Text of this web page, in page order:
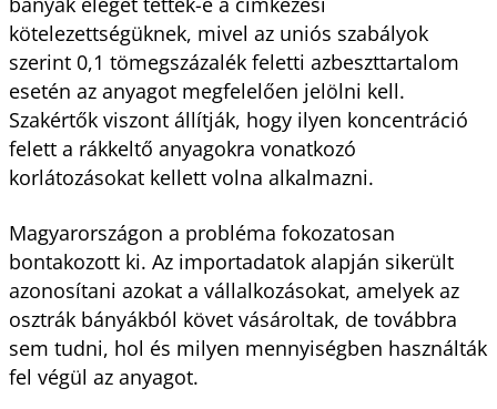
kötelezettségüknek, mivel az uniós szabályok
szerint 0,1 tömegszázalék feletti azbeszttartalom
esetén az anyagot megfelelően jelölni kell.
Szakértők viszont állítják, hogy ilyen koncentráció
felett a rákkeltő anyagokra vonatkozó
korlátozásokat kellett volna alkalmazni.
Magyarországon a probléma fokozatosan
bontakozott ki. Az importadatok alapján sikerült
azonosítani azokat a vállalkozásokat, amelyek az
osztrák bányákból követ vásároltak, de továbbra
sem tudni, hol és milyen mennyiségben használták
fel végül az anyagot.